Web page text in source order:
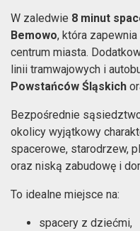
W zaledwie 8 minut
Bemowo, która
centrum miasta.
linii tramwajowych i
Powstańców Śląskich
Bezpośrednie
okolicy wyjątkowy
spacerowe, starodrzew,
oraz niską zabudowę i
To idealne miejsce na:
spacery z dziećmi,